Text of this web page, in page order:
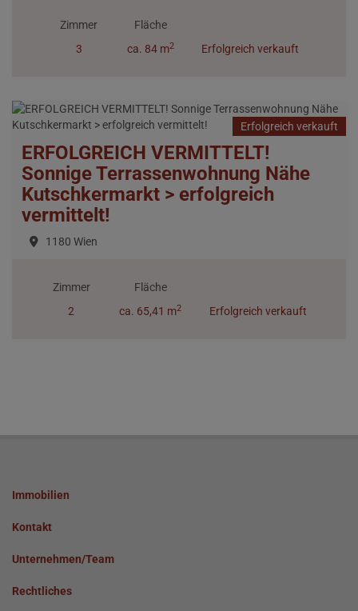
Zimmer
3
Fläche
ca. 84 m2 Erfolgreich verkauft
Erfolgreich verkauft
ERFOLGREICH VERMITTELT!
Sonnige Terrassenwohnung Nähe
Kutschkermarkt > erfolgreich
vermittelt!
1180 Wien
Zimmer
2
Fläche
ca. 65,41 m2 Erfolgreich verkauft
Immobilien
Kontakt
Unternehmen/Team
Rechtliches